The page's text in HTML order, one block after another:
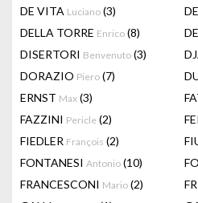
DE VITA Luciano (3)
DELLA TORRE Enrico (8)
DISERTORI Benvenuto (3)
DORAZIO Piero (7)
ERNST Max (3)
FAZZINI Pericle (2)
FIEDLER François (2)
FONTANESI Antonio (10)
FRANCESCONI Mario (2)